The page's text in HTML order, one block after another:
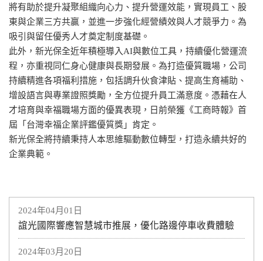
2024年04月01日
誼光國際響應智慧城市推展，優化路邊停車收費體驗
2024年03月20日
將有助於提升凝聚組織向心力、提升營運效能，實現員工、股
東與企業三方共贏，並進一步強化經營績效與人才競爭力。為
吸引與留任優秀人才奠定制度基礎。
此外，新光保全近年積極導入AI與數位工具，持續優化營運流
程，亦重視同仁身心健康與長期發展。為打造優質職場，公司
持續精進各項福利措施，包括調升伙食津貼、提高生育補助、
增設語言與專業證照獎勵，全方位提升員工滿意度。憑藉在人
才培育與幸福職場方面的優異表現，日前榮獲《工商時報》首
屆「台灣幸福企業評鑑優質獎」肯定。
新光保全將持續秉持人本思維驅動數位轉型，打造永續共好的
企業典範。